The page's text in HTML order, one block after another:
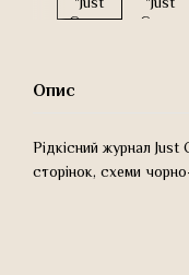
Опис
Рідкісний журнал
сторінок, схеми